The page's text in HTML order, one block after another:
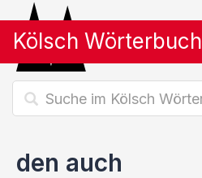
Kölsch Wörterbuch
den auch